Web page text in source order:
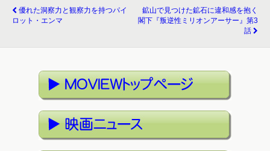
優れた洞察力と観察力を持つパイ
ロット・エンマ
鉱山で見つけた鉱石に違和感を抱く
閣下『叛逆性ミリオンアーサー』第3
話